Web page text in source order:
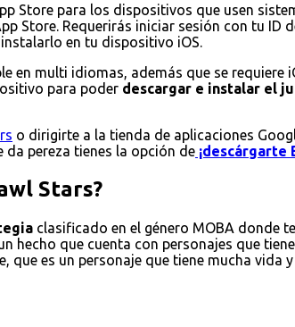
Store para los dispositivos que usen
Store. Requerirás iniciar sesión con tu ID
en tu dispositivo iOS.
en multi idiomas, además que se
para poder descargar e instalar el
o dirigirte a la tienda de aplicaciones
pereza tienes la opción de ¡descárgarte
Stars?
clasificado en el género MOBA donde
hecho que cuenta con personajes que
que es un personaje que tiene mucha